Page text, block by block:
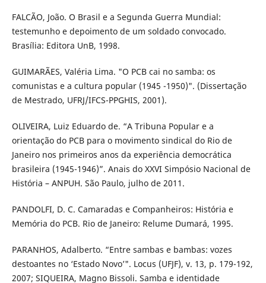
FALCÃO, João. O Brasil e a Segunda Guerra Mundial:
testemunho e depoimento de um soldado convocado.
Brasília: Editora UnB, 1998.
GUIMARÃES, Valéria Lima. "O PCB cai no samba: os
comunistas e a cultura popular (1945 -1950)". (Dissertação
de Mestrado, UFRJ/IFCS-PPGHIS, 2001).
OLIVEIRA, Luiz Eduardo de. “A Tribuna Popular e a
orientação do PCB para o movimento sindical do Rio de
Janeiro nos primeiros anos da experiência democrática
brasileira (1945-1946)”. Anais do XXVI Simpósio Nacional de
História – ANPUH. São Paulo, julho de 2011.
PANDOLFI, D. C. Camaradas e Companheiros: História e
Memória do PCB. Rio de Janeiro: Relume Dumará, 1995.
PARANHOS, Adalberto. “Entre sambas e bambas: vozes
destoantes no ‘Estado Novo’". Locus (UFJF), v. 13, p. 179-192,
2007; SIQUEIRA, Magno Bissoli. Samba e identidade